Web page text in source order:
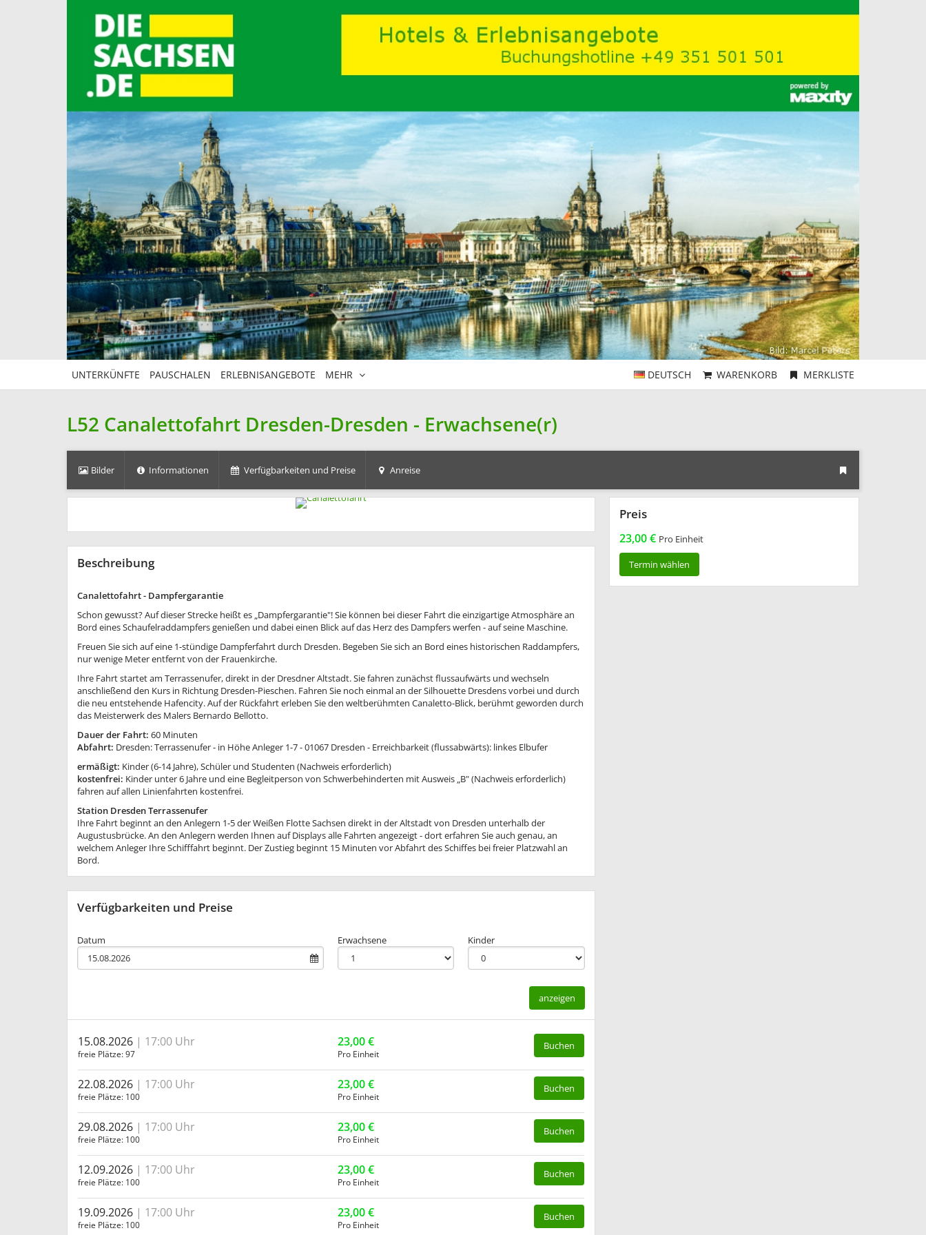
DEUTSCH WARENKORB MERKLISTE
UNTERKÜNFTE PAUSCHALEN ERLEBNISANGEBOTE MEHR
L52 Canalettofahrt Dresden-Dresden - Erwachsene(r)
Bilder Informationen Verfügbarkeiten und Preise Anreise
Beschreibung
Canalettofahrt - Dampfergarantie
Schon gewusst? Auf dieser Strecke heißt es „Dampfergarantie"! Sie können bei dieser Fahrt die einzigartige Atmosphäre an
Bord eines Schaufelraddampfers genießen und dabei einen Blick auf das Herz des Dampfers werfen - auf seine Maschine.
Freuen Sie sich auf eine 1-stündige Dampferfahrt durch Dresden. Begeben Sie sich an Bord eines historischen Raddampfers,
nur wenige Meter entfernt von der Frauenkirche.
Ihre Fahrt startet am Terrassenufer, direkt in der Dresdner Altstadt. Sie fahren zunächst flussaufwärts und wechseln
anschließend den Kurs in Richtung Dresden-Pieschen. Fahren Sie noch einmal an der Silhouette Dresdens vorbei und durch
die neu entstehende Hafencity. Auf der Rückfahrt erleben Sie den weltberühmten Canaletto-Blick, berühmt geworden durch
das Meisterwerk des Malers Bernardo Bellotto.
Dauer der Fahrt: 60 Minuten
Abfahrt: Dresden: Terrassenufer - in Höhe Anleger 1-7 - 01067 Dresden - Erreichbarkeit (flussabwärts): linkes Elbufer
ermäßigt: Kinder (6-14 Jahre), Schüler und Studenten (Nachweis erforderlich)
kostenfrei: Kinder unter 6 Jahre und eine Begleitperson von Schwerbehinderten mit Ausweis „B" (Nachweis erforderlich)
fahren auf allen Linienfahrten kostenfrei.
Station Dresden Terrassenufer
Ihre Fahrt beginnt an den Anlegern 1-5 der Weißen Flotte Sachsen direkt in der Altstadt von Dresden unterhalb der
Augustusbrücke. An den Anlegern werden Ihnen auf Displays alle Fahrten angezeigt - dort erfahren Sie auch genau, an
welchem Anleger Ihre Schifffahrt beginnt. Der Zustieg beginnt 15 Minuten vor Abfahrt des Schiffes bei freier Platzwahl an
Bord.
Verfügbarkeiten und Preise
Datum Erwachsene Kinder
anzeigen
15.08.2026 17:00 Uhr
freie Plätze 97
23,00 €
Pro Einheit
Buchen
22.08.2026 17:00 Uhr
freie Plätze 100
23,00 €
Pro Einheit
Buchen
29.08.2026 17:00 Uhr
freie Plätze 100
23,00 €
Pro Einheit
Buchen
12.09.2026 17:00 Uhr
freie Plätze 100
23,00 €
Pro Einheit
Buchen
19.09.2026 17:00 Uhr
freie Plätze 100
23,00 €
Pro Einheit
Buchen
Preis
23,00 € Pro Einheit
Termin wählen